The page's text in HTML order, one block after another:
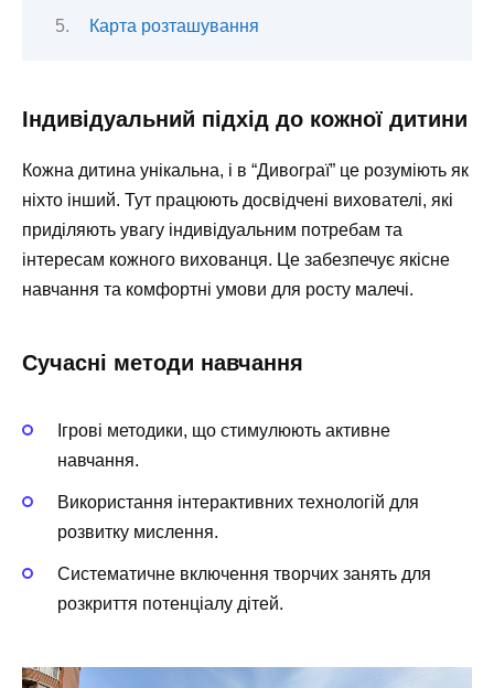
Карта розташування
Індивідуальний підхід до кожної дитини
Кожна дитина унікальна, і в “Дивограї” це розуміють як
ніхто інший. Тут працюють досвідчені вихователі, які
приділяють увагу індивідуальним потребам та
інтересам кожного вихованця. Це забезпечує якісне
навчання та комфортні умови для росту малечі.
Сучасні методи навчання
Ігрові методики, що стимулюють активне
навчання.
Використання інтерактивних технологій для
розвитку мислення.
Систематичне включення творчих занять для
розкриття потенціалу дітей.